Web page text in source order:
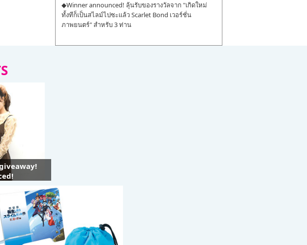
◆Winner announced! ลุ้นรับของรางวัลจาก "เกิดใหม่
ทั้งทีก็เป็นสไลม์ไปซะแล้ว Scarlet Bond เวอร์ชั่น
ภาพยนตร์" สำหรับ 3 ท่าน